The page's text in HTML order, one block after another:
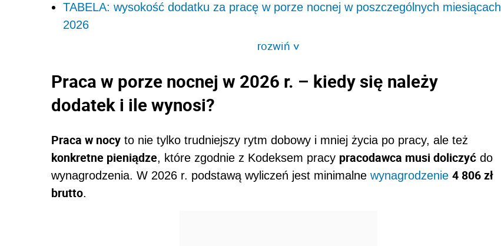
TABELA: wysokość dodatku za pracę w porze nocnej w poszczególnych miesiącach
2026
rozwiń>
Praca w porze nocnej w 2026 r. – kiedy się należy
dodatek i ile wynosi?
Praca w nocy to nie tylko trudniejszy rytm dobowy i mniej życia po pracy, ale też
konkretne pieniądze, które zgodnie z Kodeksem pracy pracodawca musi doliczyć do
wynagrodzenia. W 2026 r. podstawą wyliczeń jest minimalne wynagrodzenie 4 806 zł
brutto.